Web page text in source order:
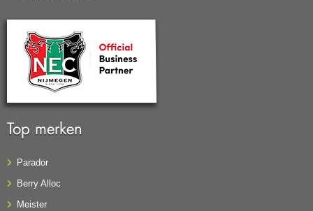
Top merken
Parador
Berry Alloc
Meister